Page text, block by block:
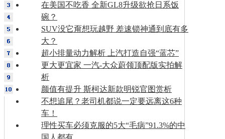
在美国不吃香 全新GL8升级欲抢日系饭
碗？
SUV没它甭想玩越野 差速锁神通到底有多
大？
超小排量动力解析 上汽打造自强“蓝芯”
更大更宜家 一汽-大众蔚领顶配版实拍解
析
颜值有提升 斯柯达新款明锐官图赏析
不想追尾？老司机都说一定要远离这6种
车！
理性买车必须克服的5大“毛病”91.3%的中